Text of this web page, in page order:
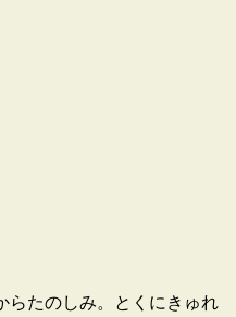
らたのしみ。とくにきゅれ